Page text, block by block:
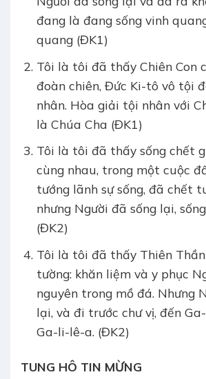
đang là đang sống vinh
quang (ĐK1)
Tôi là tôi đã thấy Chiên Con
đoàn chiên, Đức Ki-tô vô tội
nhân. Hòa giải tội nhân với
là Chúa Cha (ĐK1)
Tôi là tôi đã thấy sống chết
cùng nhau, trong một cuộc
tướng lãnh sự sống, đã chết
nhưng Người đã sống lại,
(ĐK2)
Tôi là tôi đã thấy Thiên
tường: khăn liệm và y phục
nguyên trong mồ đá. Nhưng
lại, và đi trước chư vị, đến
Ga-li-lê-a. (ĐK2)
TUNG HÔ TIN MỪNG